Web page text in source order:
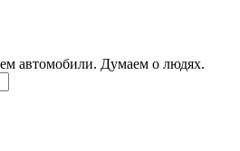
автомобили. Думаем о людях.